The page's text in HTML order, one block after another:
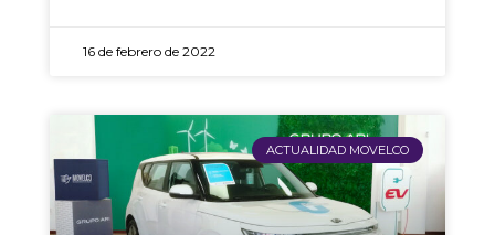
16 de febrero de 2022
ACTUALIDAD MOVELCO